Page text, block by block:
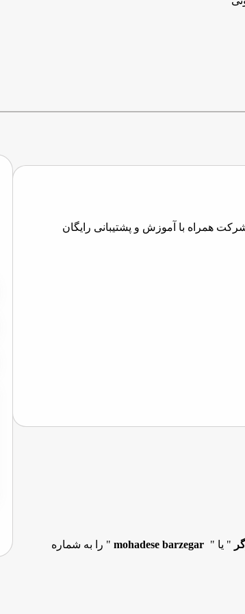
همراه با آموزش و پشتیبانی رایگان
" یا " mohadese barzegar" را به شماره